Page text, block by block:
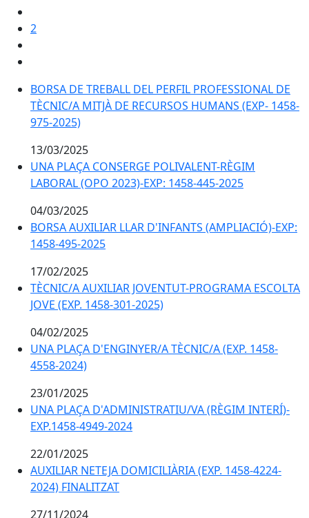
2
BORSA DE TREBALL DEL PERFIL PROFESSIONAL DE
TÈCNIC/A MITJÀ DE RECURSOS HUMANS (EXP- 1458-
975-2025)
13/03/2025
UNA PLAÇA CONSERGE POLIVALENT-RÈGIM
LABORAL (OPO 2023)-EXP: 1458-445-2025
04/03/2025
BORSA AUXILIAR LLAR D'INFANTS (AMPLIACIÓ)-EXP:
1458-495-2025
17/02/2025
TÈCNIC/A AUXILIAR JOVENTUT-PROGRAMA ESCOLTA
JOVE (EXP. 1458-301-2025)
04/02/2025
UNA PLAÇA D'ENGINYER/A TÈCNIC/A (EXP. 1458-
4558-2024)
23/01/2025
UNA PLAÇA D'ADMINISTRATIU/VA (RÈGIM INTERÍ)-
EXP.1458-4949-2024
22/01/2025
AUXILIAR NETEJA DOMICILIÀRIA (EXP. 1458-4224-
2024) FINALITZAT
27/11/2024